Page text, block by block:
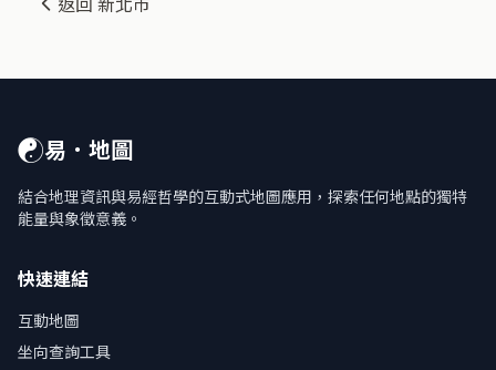
☯易．地圖
結合地理資訊與易經哲學的互動式地圖應用，探索任何地點的獨特
能量與象徵意義。
快速連結
互動地圖
坐向查詢工具